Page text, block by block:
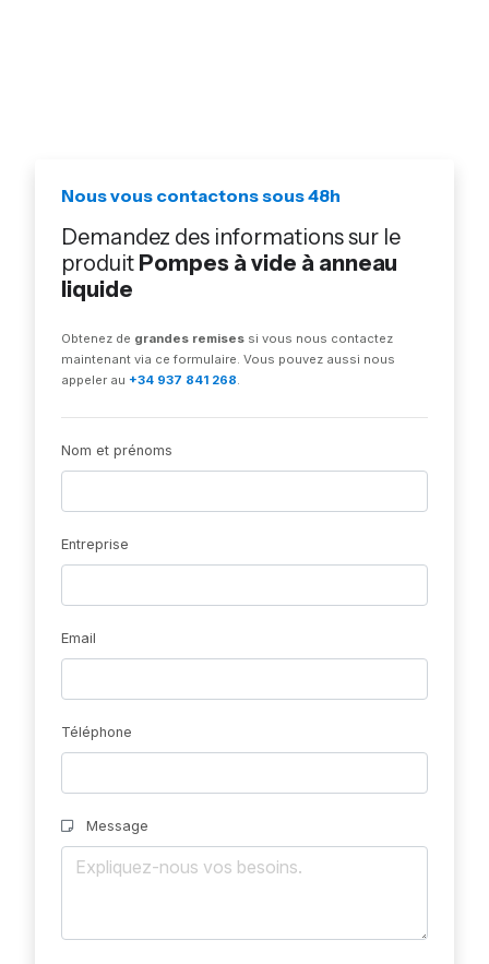
Nous vous contactons sous 48h
Demandez des informations sur le
produit Pompes à vide à anneau
liquide
Obtenez de grandes remises si vous nous contactez
maintenant via ce formulaire. Vous pouvez aussi nous
appeler au +34 937 841 268.
Nom et prénoms
Entreprise
Email
Téléphone
Message